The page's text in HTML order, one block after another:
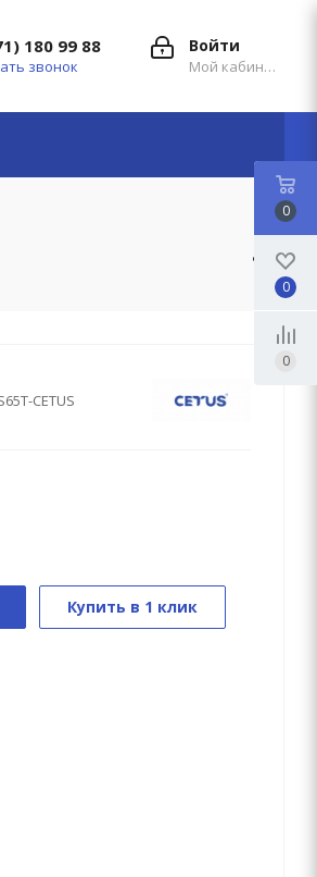
Войти
Мой кабинет
180 99 88
звонок
CETUS
Купить в 1 клик
0
0
0